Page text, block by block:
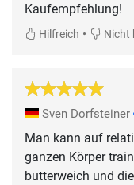
Kaufempfehlung!
Hilfreich • Nicht
Sven Dorfsteiner
Man kann auf
ganzen Körper
butterweich und